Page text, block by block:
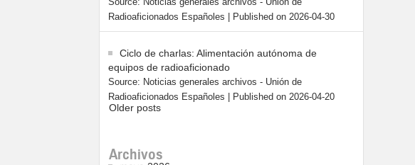
Source: Noticias generales archivos - Unión de
Radioaficionados Españoles
Published on 2026-04-30
Ciclo de charlas: Alimentación autónoma de
equipos de radioaficionado
Source: Noticias generales archivos - Unión de
Radioaficionados Españoles
Published on 2026-04-20
Older posts
Archivos